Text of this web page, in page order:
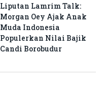
Liputan Lamrim Talk:
Morgan Oey Ajak Anak
Muda Indonesia
Populerkan Nilai Bajik
Candi Borobudur